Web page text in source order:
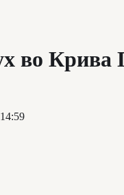
во Крива